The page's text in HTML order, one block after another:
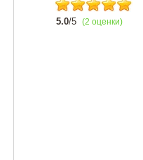
5.0/5 (2 оценки)